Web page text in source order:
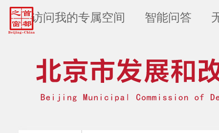
访问我的专属空间 智能问答